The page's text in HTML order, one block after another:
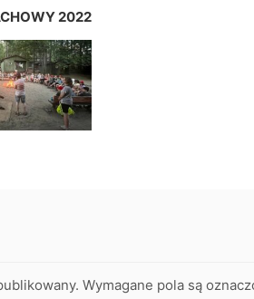
2022
Wymagane pola są